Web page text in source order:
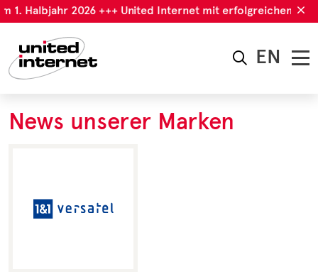
Halbjahr 2026 +++ United Internet mit erfolgreichem 1.
EN
News unserer Marken